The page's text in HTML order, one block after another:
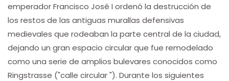
emperador Francisco José I ordenó la destrucción de
los restos de las antiguas murallas defensivas
medievales que rodeaban la parte central de la ciudad,
dejando un gran espacio circular que fue remodelado
como una serie de amplios bulevares conocidos como
Ringstrasse ("calle circular "). Durante los siguientes